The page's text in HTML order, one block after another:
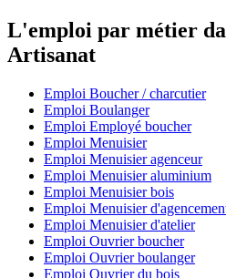
L'emploi par métier
Artisanat
Emploi Boucher / charcutier
Emploi Boulanger
Emploi Employé boucher
Emploi Menuisier
Emploi Menuisier agenceur
Emploi Menuisier aluminium
Emploi Menuisier bois
Emploi Menuisier
Emploi Menuisier d'atelier
Emploi Ouvrier boucher
Emploi Ouvrier boulanger
Emploi Ouvrier du bois